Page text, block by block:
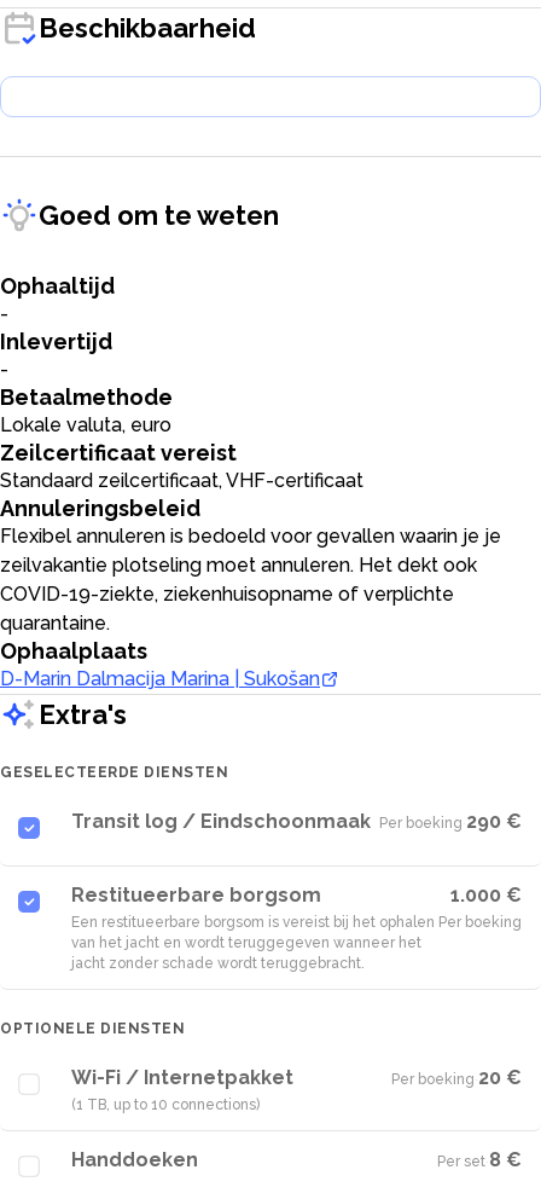
Beschikbaarheid
Goed om te weten
Ophaaltijd
-
Inlevertijd
-
Betaalmethode
Lokale valuta, euro
Zeilcertificaat vereist
Standaard zeilcertificaat, VHF-certificaat
Annuleringsbeleid
Flexibel annuleren is bedoeld voor gevallen waarin je je
zeilvakantie plotseling moet annuleren. Het dekt ook
COVID-19-ziekte, ziekenhuisopname of verplichte
quarantaine.
Ophaalplaats
D-Marin Dalmacija Marina | Sukošan
Extra's
GESELECTEERDE DIENSTEN
Transit log / Eindschoonmaak Per boeking·290 €
Restitueerbare borgsom
Een restitueerbare borgsom is vereist bij het ophalen
van het jacht en wordt teruggegeven wanneer het
jacht zonder schade wordt teruggebracht.
1.000 €
Per boeking
OPTIONELE DIENSTEN
Wi-Fi / Internetpakket
(1 TB, up to 10 connections)
Per boeking·20 €
Handdoeken Per set·8 €